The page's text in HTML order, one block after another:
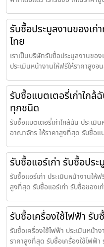
รับซื้อประมูลงานของเ
ไทย
เราเป็นบริษัทรับซื้อประมูลงานขอ
ประเมินหน้างานให้ฟรีให้ราคาสูง
รับซื้อแบตเตอรี่เก่าใกล้
ทุกชนิด
รับซื้อแบตเตอรี่เก่าใกล้ฉัน ประเมิ
อาณาจักร ให้ราคาสูงที่สุด รับซื้อแ
รับซื้อแอร์เก่า รับซื้อปร
รับซื้อแอร์เก่า ประเมินหน้างานให้
สูงที่สุด รับซื้อแอร์เก่า รับซื้อของเ
รับซื้อเครื่องใช้ไฟฟ้า รั
รับซื้อเครื่องใช้ไฟฟ้า ประเมินหน้
ราคาสูงที่สุด รับซื้อเครื่องใช้ไฟฟ้า